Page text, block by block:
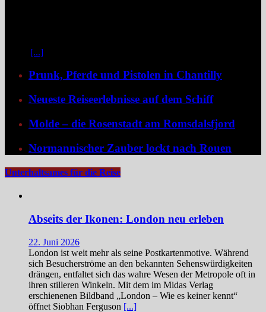
[...]
Prunk, Pferde und Pistolen in Chantilly
Neueste Reiseerlebnisse auf dem Schiff
Molde – die Rosenstadt am Romsdalsfjord
Normannischer Zauber lockt nach Rouen
Unterhaltsames für die Reise
Abseits der Ikonen: London neu erleben
22. Juni 2026
London ist weit mehr als seine Postkartenmotive. Während
sich Besucherströme an den bekannten Sehenswürdigkeiten
drängen, entfaltet sich das wahre Wesen der Metropole oft in
ihren stilleren Winkeln. Mit dem im Midas Verlag
erschienenen Bildband „London – Wie es keiner kennt“
öffnet Siobhan Ferguson [...]